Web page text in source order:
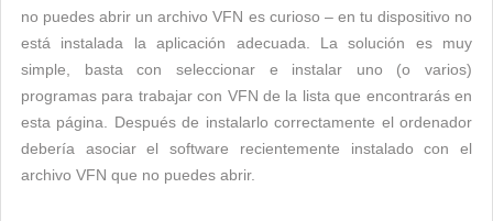
no puedes abrir un archivo VFN es curioso – en tu dispositivo no
está instalada la aplicación adecuada. La solución es muy
simple, basta con seleccionar e instalar uno (o varios)
programas para trabajar con VFN de la lista que encontrarás en
esta página. Después de instalarlo correctamente el ordenador
debería asociar el software recientemente instalado con el
archivo VFN que no puedes abrir.